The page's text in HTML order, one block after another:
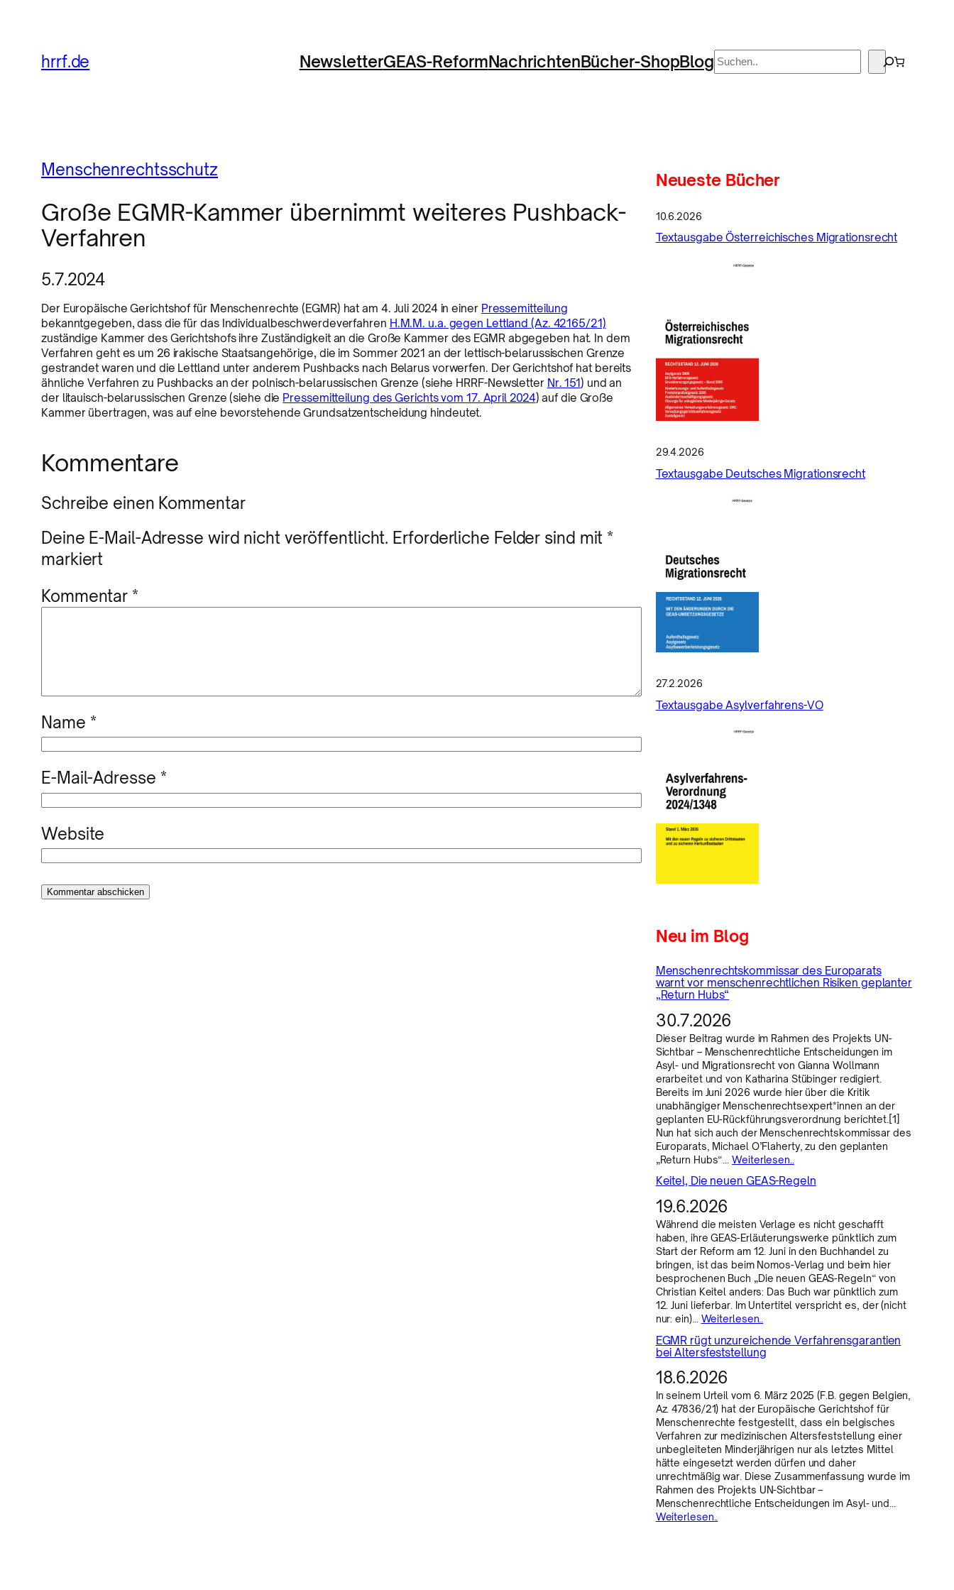
hrrf.de NewsletterGEAS-ReformNachrichtenBücher-ShopBlog Suchen
Menschenrechtsschutz
Große EGMR-Kammer übernimmt weiteres Pushback-
Verfahren
5.7.2024
Der Europäische Gerichtshof für Menschenrechte (EGMR) hat am 4. Juli 2024 in einer Pressemitteilung
bekanntgegeben, dass die für das Individualbeschwerdeverfahren H.M.M. u.a. gegen Lettland (Az. 42165/21)
zuständige Kammer des Gerichtshofs ihre Zuständigkeit an die Große Kammer des EGMR abgegeben hat. In dem
Verfahren geht es um 26 irakische Staatsangehörige, die im Sommer 2021 an der lettisch-belarussischen Grenze
gestrandet waren und die Lettland unter anderem Pushbacks nach Belarus vorwerfen. Der Gerichtshof hat bereits
ähnliche Verfahren zu Pushbacks an der polnisch-belarussischen Grenze (siehe HRRF-Newsletter Nr. 151 ) und an
der litauisch-belarussischen Grenze (siehe die Pressemitteilung des Gerichts vom 17. April 2024) auf die Große
Kammer übertragen, was auf eine bevorstehende Grundsatzentscheidung hindeutet.
Kommentare
Schreibe einen Kommentar
Deine E-Mail-Adresse wird nicht veröffentlicht. Erforderliche Felder sind mit *
markiert
Kommentar *
Name *
E-Mail-Adresse *
Website
Neueste Bücher
10.6.2026
Textausgabe Österreichisches Migrationsrecht
29.4.2026
Textausgabe Deutsches Migrationsrecht
27.2.2026
Textausgabe Asylverfahrens-VO
Neu im Blog
Menschenrechtskommissar des Europarats
warnt vor menschenrechtlichen Risiken geplanter
„Return Hubs“
30.7.2026
Dieser Beitrag wurde im Rahmen des Projekts UN-
Sichtbar – Menschenrechtliche Entscheidungen im
Asyl- und Migrationsrecht von Gianna Wollmann
erarbeitet und von Katharina Stübinger redigiert.
Bereits im Juni 2026 wurde hier über die Kritik
unabhängiger Menschenrechtsexpert*innen an der
geplanten EU-Rückführungsverordnung berichtet.[1]
Nun hat sich auch der Menschenrechtskommissar des
Europarats, Michael O’Flaherty, zu den geplanten
„Return Hubs“…Weiterlesen..
Keitel, Die neuen GEAS-Regeln
19.6.2026
Während die meisten Verlage es nicht geschafft
haben, ihre GEAS-Erläuterungswerke pünktlich zum
Start der Reform am 12. Juni in den Buchhandel zu
bringen, ist das beim Nomos-Verlag und beim hier
besprochenen Buch „Die neuen GEAS-Regeln“ von
Christian Keitel anders: Das Buch war pünktlich zum
12. Juni lieferbar. Im Untertitel verspricht es, der (nicht
nur: ein)… Weiterlesen..
EGMR rügt unzureichende Verfahrensgarantien
bei Altersfeststellung
18.6.2026
In seinem Urteil vom 6. März 2025 (F.B. gegen Belgien,
Az. 47836/21) hat der Europäische Gerichtshof für
Menschenrechte festgestellt, dass ein belgisches
Verfahren zur medizinischen Altersfeststellung einer
unbegleiteten Minderjährigen nur als letztes Mittel
hätte eingesetzt werden dürfen und daher
unrechtmäßig war. Diese Zusammenfassung wurde im
Rahmen des Projekts UN-Sichtbar –
Menschenrechtliche Entscheidungen im Asyl- und…
Weiterlesen..